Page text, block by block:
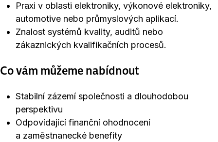
Praxi v oblasti elektroniky, výkonové elektroniky,
automotive nebo průmyslových aplikací.
Znalost systémů kvality, auditů nebo
zákaznických kvalifikačních procesů.
Co vám můžeme nabídnout
Stabilní zázemí společnosti a dlouhodobou
perspektivu
Odpovídající finanční ohodnocení
a zaměstnanecké benefity